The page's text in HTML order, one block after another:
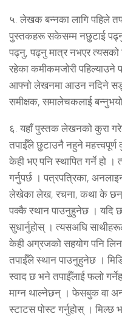
५. लेखक बन्नका लागि पहिले
पुस्तकहरू सकेसम्म नछुटाई
पढ्नु, पढ्नु मात्र नभएर
रहेका कमीकमजोरी पहिल्याउने
आफ्नो लेखनमा आउन नदिने
समीक्षक, समालेचकलाई
६. यहाँ पुस्तक लेखनको कुरा
तपाईँले छुटाउनै नहुने
केही भए पनि स्थापित गर्ने हो ।
गर्नुपर्छ । पत्रपत्रिका,
लेखेका लेख, रचना, कथा के छन्
पक्कै स्थान पाउनुहुनेछ । यदि
सुधार्नुहोस् । त्यसअघि
केही अग्रजको सहयोग पनि
तपाईँले स्थान पाउनुहुनेछ ।
स्वाद छ भने तपाईँलाई फलो
माग्न थाल्नेछन् । फेसबुक वा
स्टाटस पोस्ट गर्नुहोस् ।